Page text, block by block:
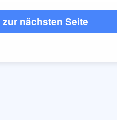
zur nächsten Seite